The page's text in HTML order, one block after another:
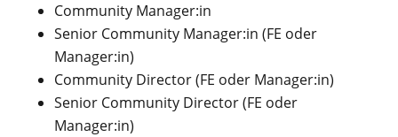
Community Manager:in
Senior Community Manager:in (FE oder
Manager:in)
Community Director (FE oder Manager:in)
Senior Community Director (FE oder
Manager:in)